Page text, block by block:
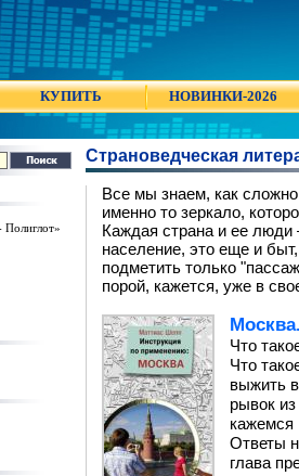
КУПИТЬ НОВИНКИ-2026
Полиглот»
Страноведческая
Все мы знаем, как
именно то зеркало,
Каждая страна и ее люди
население, это еще и
подметить только
порой, кажется, уже в
Что
Что
выжить
рывок
Ответы
глава